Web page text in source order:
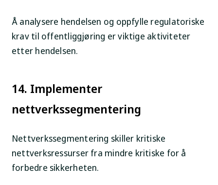
Å analysere hendelsen og oppfylle regulatoriske
krav til offentliggjøring er viktige aktiviteter
etter hendelsen.
14. Implementer
nettverkssegmentering
Nettverkssegmentering skiller kritiske
nettverksressurser fra mindre kritiske for å
forbedre sikkerheten.